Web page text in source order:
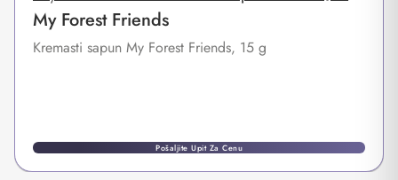
My Forest Friends
Kremasti sapun My Forest Friends, 15 g
Pošaljite Upit Za Cenu